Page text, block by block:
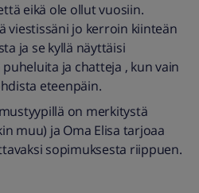
eikä ole ollut vuosiin.
viestissäni jo kerroin kiinteän
ja se kyllä näyttäisi
ja chatteja , kun vain
eteenpäin.
on merkitystä
muu) ja Oma Elisa tarjoaa
sopimuksesta riippuen.